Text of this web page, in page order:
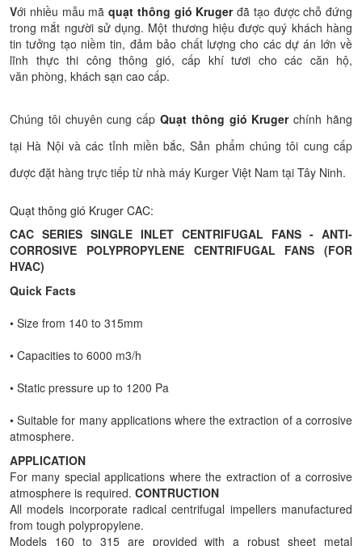
Với nhiều mẫu mã quạt thông gió Krugerđã tạo được chỗ đứng
trong mắt người sử dụng. Một thương hiệu được quý khách hàng
tin tưởng tạo niềm tin, đảm bảo chất lượng cho các dự án lớn về
lĩnh thực thi công thông gió, cấp khí tươi cho các căn hộ,
văn phòng, khách sạn cao cấp.
Chúng tôi chuyên cung cấp Quạt thông gió Krugerchính hãng
tại Hà Nội và các tỉnh miền bắc, Sản phẩm chúng tôi cung cấp
được đặt hàng trực tiếp từ nhà máy Kurger Việt Nam tại Tây Ninh.
Quạt thông gió Kruger CAC:
CAC SERIES SINGLE INLET CENTRIFUGAL FANS - ANTI-
CORROSIVE POLYPROPYLENE CENTRIFUGAL FANS (FOR
HVAC)
Quick Facts
• Size from 140 to 315mm
• Capacities to 6000 m3/h
• Static pressure up to 1200 Pa
• Suitable for many applications where the extraction of a corrosive
atmosphere.
APPLICATION
For many special applications where the extraction of a corrosive
atmosphere is required. CONTRUCTION
All models incorporate radical centrifugal impellers manufactured
from tough polypropylene.
Models 160 to 315 are provided with a robust sheet metal